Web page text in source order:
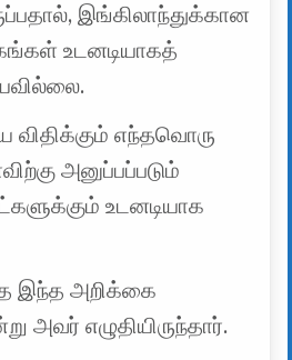
இங்கிலாந்துக்கான
உடனடியாகத்
எந்தவொரு
அனுப்பப்படும்
உடனடியாக
இந்த அறிக்கை
அவர் எழுதியிருந்தார்.